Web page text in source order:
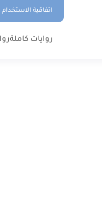
اتفاقية الاستخدام
روايات كاملة